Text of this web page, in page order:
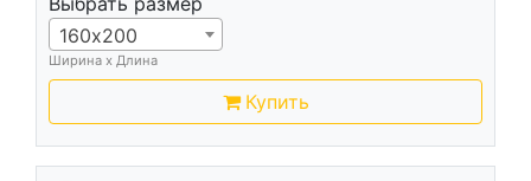
160х200
Ширина х Длина
Купить